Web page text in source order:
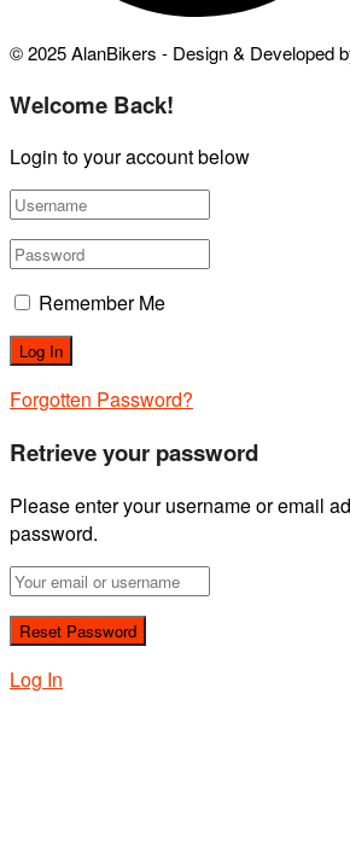
© 2025 AlanBikers - Design & Developed
Welcome Back!
Login to your account below
Remember Me
Forgotten Password?
Retrieve your password
Please enter your username or email
password.
Log In